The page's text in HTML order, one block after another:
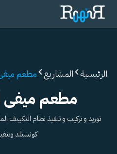
تخطي
المحتوى
الرئيسية المشاريع مطعم
مطعم
توريد و تركيب و تنفيذ نظام التكييف
كونسيلد